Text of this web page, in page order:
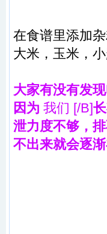
在食谱里添加
大米，玉米，
大家有没有发
因为 我们 [/B]
泄力度不够，
不出来就会逐